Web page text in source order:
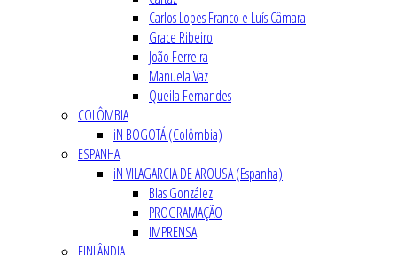
Carlos Lopes Franco e Luís Câmara
Grace Ribeiro
João Ferreira
Manuela Vaz
Queila Fernandes
COLÔMBIA
iN BOGOTÁ (Colômbia)
ESPANHA
iN VILAGARCIA DE AROUSA (Espanha)
Blas González
PROGRAMAÇÃO
IMPRENSA